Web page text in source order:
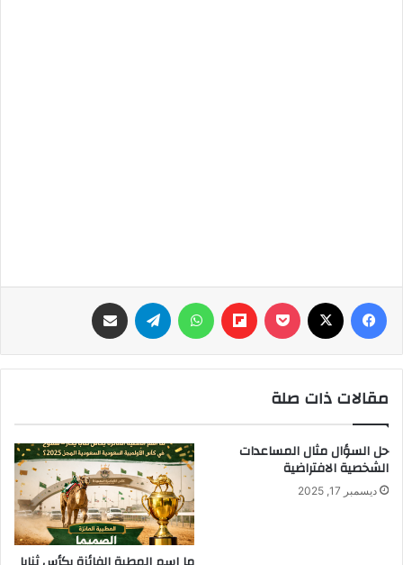
فيسبوك ‫Pocket
Flipboard واتساب تيلقرام
مقالات ذات صلة
حل السؤال مثال المساعدات
الشخصية الافتراضية
ديسمبر 17, 2025